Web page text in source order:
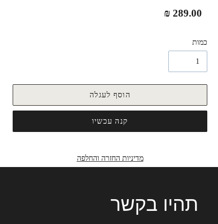
מחיר
289.00 ₪
כמות
הוסף לעגלה
קנה עכשיו
מדיניות החזרה והחלפה
תהיו בקשר